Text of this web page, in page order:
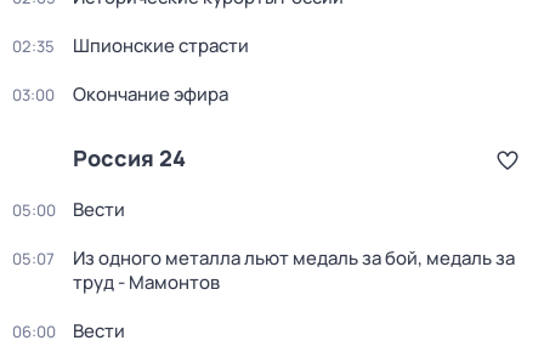
02:35 Шпионские страсти
03:00 Окончание эфира
Россия 24
05:00 Вести
05:07
Из одного металла льют медаль за бой, медаль за
труд - Мамонтов
06:00 Вести